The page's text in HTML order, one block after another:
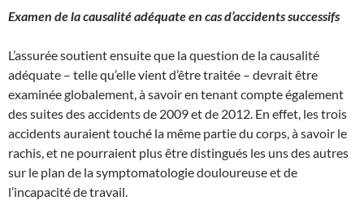
Examen de la causalité adéquate en cas d’accidents successifs
L’assurée soutient ensuite que la question de la causalité
adéquate – telle qu’elle vient d’être traitée – devrait être
examinée globalement, à savoir en tenant compte également
des suites des accidents de 2009 et de 2012. En effet, les trois
accidents auraient touché la même partie du corps, à savoir le
rachis, et ne pourraient plus être distingués les uns des autres
sur le plan de la symptomatologie douloureuse et de
l’incapacité de travail.